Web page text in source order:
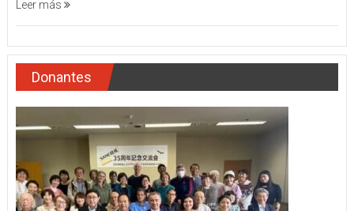
Leer más
Donantes